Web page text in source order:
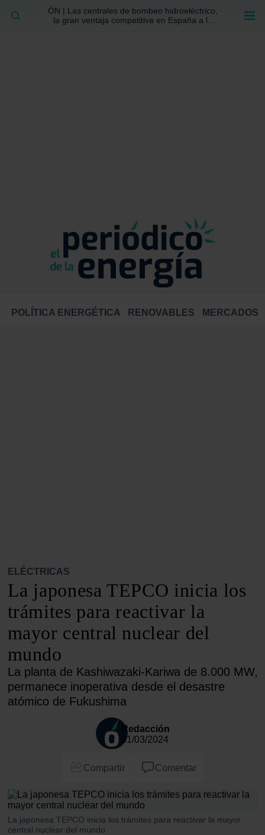
ÓN | Las centrales de bombeo hidroeléctrico,
la gran ventaja competitiva en España a la
POLÍTICA ENERGÉTICA RENOVABLES MERCADOS
BUSCAR
ELÉCTRICAS
La japonesa TEPCO inicia los
trámites para reactivar la
mayor central nuclear del
mundo
La planta de Kashiwazaki-Kariwa de 8.000 MW,
permanece inoperativa desde el desastre
atómico de Fukushima
Redacción
31/03/2024
Compartir Comentar
La japonesa TEPCO inicia los trámites para reactivar la mayor
central nuclear del mundo